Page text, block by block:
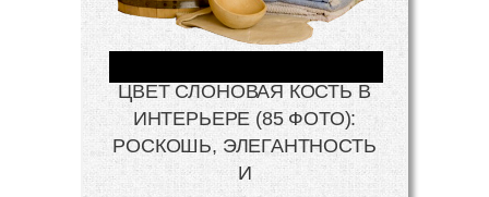
ЦВЕТ СЛОНОВАЯ КОСТЬ В
ИНТЕРЬЕРЕ (85 ФОТО):
РОСКОШЬ, ЭЛЕГАНТНОСТЬ
И